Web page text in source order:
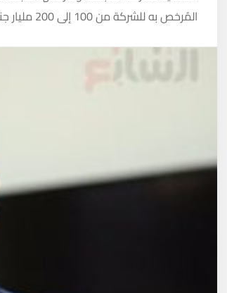
المُرخص به للشركة من 100 إلى 200 مليار جنيه، ليتماشى مع الزيادات المتوقعة فى رأس